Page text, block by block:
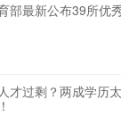
部最新公布39所优
才过剩？两成学历